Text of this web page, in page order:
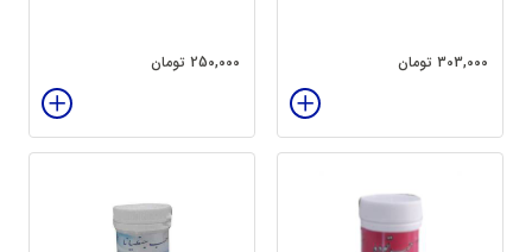
303,000 تومان 250,000 تومان